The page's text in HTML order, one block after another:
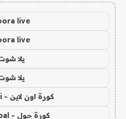
live
live
يلا
يلا
كورة اون لاين - kora onli
كورة جول - kora goal